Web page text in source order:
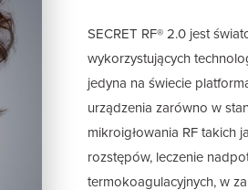
SECRET RF® 2.0 jest
wykorzystujących
jedyna na świecie
urządzenia zarówno w
mikroigłowania RF takich
rozstępów, leczenie
termokoagulacyjnych, w